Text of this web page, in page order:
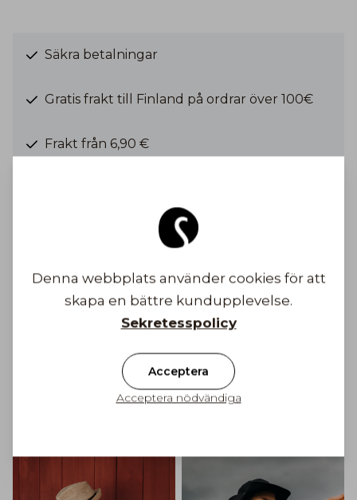
Säkra betalningar
Gratis frakt till Finland på ordrar över 100€
Frakt från 6,90 €
Denna webbplats använder cookies för att
skapa en bättre kundupplevelse.
Sekretesspolicy
Acceptera
Acceptera nödvändiga